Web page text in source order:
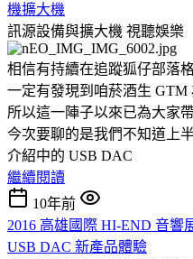
機擴大機
訊源設備與擴大機 視聽娛樂
相信有持續在追蹤狐仔部落
一定有發現到咱菸酒生
所以這一陣子以來已為大家
今次要聊的是我們不知道上
介紹中的 USB DAC
繼續閱讀
10年前
2016 高雄國際 HI-END 音響
USB DAC 新產品體驗